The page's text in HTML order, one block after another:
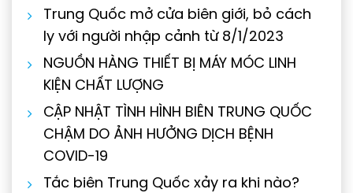
Trung Quốc mở cửa biên giới, bỏ cách
ly với người nhập cảnh từ 8/1/2023
NGUỒN HÀNG THIẾT BỊ MÁY MÓC LINH
KIỆN CHẤT LƯỢNG
CẬP NHẬT TÌNH HÌNH BIÊN TRUNG QUỐC
CHẬM DO ẢNH HƯỞNG DỊCH BỆNH
COVID-19
Tắc biên Trung Quốc xảy ra khi nào?